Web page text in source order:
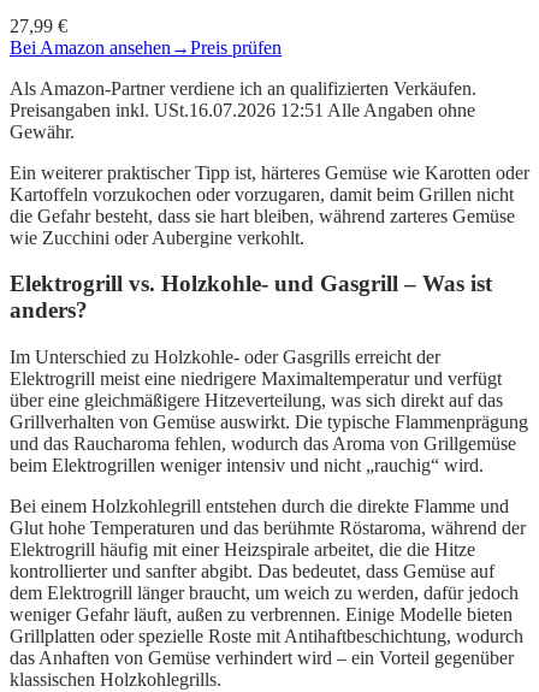
27,99 €
Bei Amazon ansehen →Preis prüfen
Als Amazon-Partner verdiene ich an qualifizierten Verkäufen.
Preisangaben inkl. USt.16.07.2026 12:51 Alle Angaben ohne
Gewähr.
Ein weiterer praktischer Tipp ist, härteres Gemüse wie Karotten oder
Kartoffeln vorzukochen oder vorzugaren, damit beim Grillen nicht
die Gefahr besteht, dass sie hart bleiben, während zarteres Gemüse
wie Zucchini oder Aubergine verkohlt.
Elektrogrill vs. Holzkohle- und Gasgrill – Was ist
anders?
Im Unterschied zu Holzkohle- oder Gasgrills erreicht der
Elektrogrill meist eine niedrigere Maximaltemperatur und verfügt
über eine gleichmäßigere Hitzeverteilung, was sich direkt auf das
Grillverhalten von Gemüse auswirkt. Die typische Flammenprägung
und das Raucharoma fehlen, wodurch das Aroma von Grillgemüse
beim Elektrogrillen weniger intensiv und nicht „rauchig“ wird.
Bei einem Holzkohlegrill entstehen durch die direkte Flamme und
Glut hohe Temperaturen und das berühmte Röstaroma, während der
Elektrogrill häufig mit einer Heizspirale arbeitet, die die Hitze
kontrollierter und sanfter abgibt. Das bedeutet, dass Gemüse auf
dem Elektrogrill länger braucht, um weich zu werden, dafür jedoch
weniger Gefahr läuft, außen zu verbrennen. Einige Modelle bieten
Grillplatten oder spezielle Roste mit Antihaftbeschichtung, wodurch
das Anhaften von Gemüse verhindert wird – ein Vorteil gegenüber
klassischen Holzkohlegrills.